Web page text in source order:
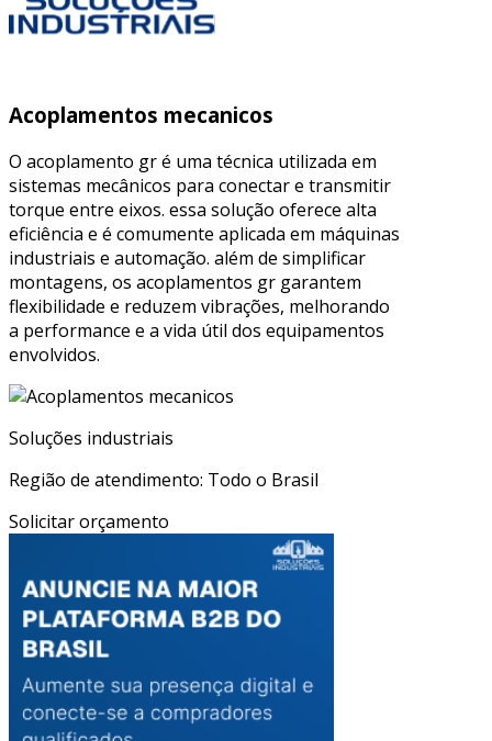
Acoplamentos mecanicos
O acoplamento gr é uma técnica utilizada em
sistemas mecânicos para conectar e transmitir
torque entre eixos. essa solução oferece alta
eficiência e é comumente aplicada em máquinas
industriais e automação. além de simplificar
montagens, os acoplamentos gr garantem
flexibilidade e reduzem vibrações, melhorando
a performance e a vida útil dos equipamentos
envolvidos.
Soluções industriais
Região de atendimento: Todo o Brasil
Solicitar orçamento